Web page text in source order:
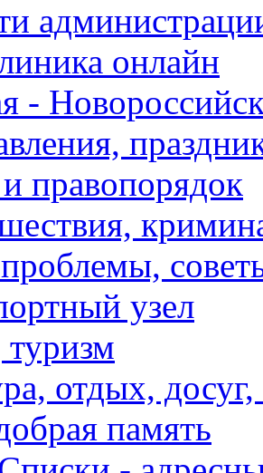
онлайн
-
правопорядок
узел
отдых,
память